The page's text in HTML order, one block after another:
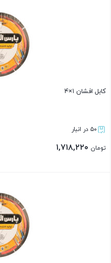
کابل افشان ۱×۴
۵۰ در انبار
تومان